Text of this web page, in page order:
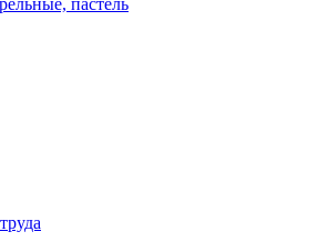
пастель